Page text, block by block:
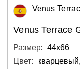
Venus
Venus Terrace
Размер:
44х66
Цвет: